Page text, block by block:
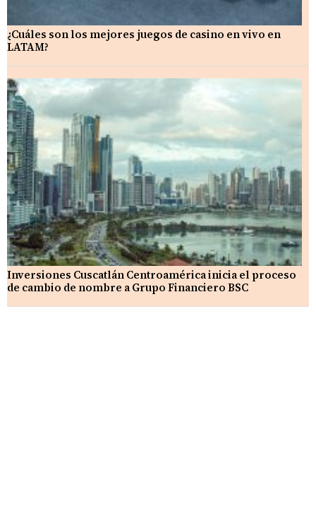
¿Cuáles son los mejores juegos de casino en vivo en
LATAM?
Inversiones Cuscatlán Centroamérica inicia el proceso
de cambio de nombre a Grupo Financiero BSC